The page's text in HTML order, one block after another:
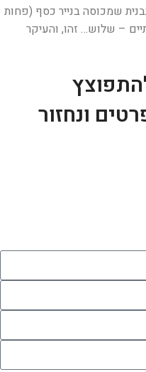
שמכוסה בנייר כסף (פחות
– שלוש… זהו, והעיקר
ונחזור